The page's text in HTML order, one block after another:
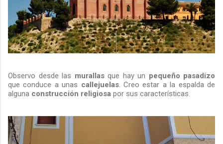
Observo desde las murallasque hay un pequeño pasadizo
que conduce a unas callejuelas. Creo estar a la espalda de
alguna construcción religiosa por sus características.